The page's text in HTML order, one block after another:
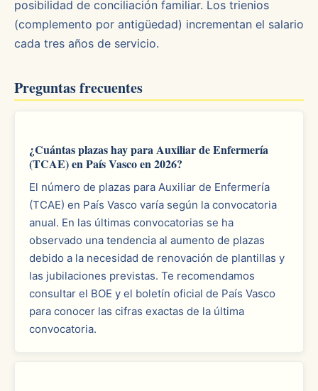
posibilidad de conciliación familiar. Los trienios
(complemento por antigüedad) incrementan el salario
cada tres años de servicio.
Preguntas frecuentes
¿Cuántas plazas hay para Auxiliar de Enfermería
(TCAE) en País Vasco en 2026?
El número de plazas para Auxiliar de Enfermería
(TCAE) en País Vasco varía según la convocatoria
anual. En las últimas convocatorias se ha
observado una tendencia al aumento de plazas
debido a la necesidad de renovación de plantillas y
las jubilaciones previstas. Te recomendamos
consultar el BOE y el boletín oficial de País Vasco
para conocer las cifras exactas de la última
convocatoria.